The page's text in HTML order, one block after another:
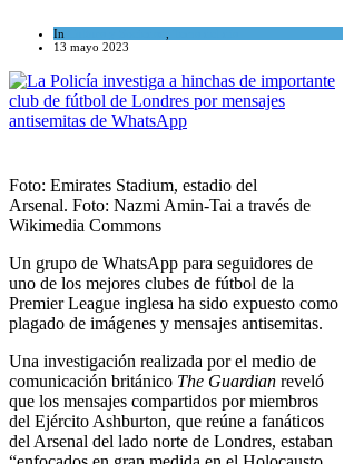
In
13 mayo 2023
Foto: Emirates Stadium, estadio del
Arsenal. Foto: Nazmi Amin-Tai a través de
Wikimedia Commons
Un grupo de WhatsApp para seguidores de
uno de los mejores clubes de fútbol de la
Premier League inglesa ha sido expuesto como
plagado de imágenes y mensajes antisemitas.
Una investigación realizada por el medio de
comunicación británico The Guardian reveló
que los mensajes compartidos por miembros
del Ejército Ashburton, que reúne a fanáticos
del Arsenal del lado norte de Londres, estaban